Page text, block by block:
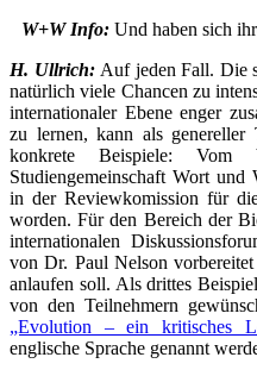
W+W Info: Und haben sich
H. Ullrich: Auf jeden Fall. Die
natürlich viele Chancen zu
internationaler Ebene enger
zu lernen, kann als genereller
konkrete Beispiele:
Studiengemeinschaft Wort
in der Reviewkomission für
worden. Für den Bereich der
internationalen
von Dr. Paul Nelson
anlaufen soll. Als drittes
von den Teilnehmern
„Evolution – ein kritisches
englische Sprache genannt